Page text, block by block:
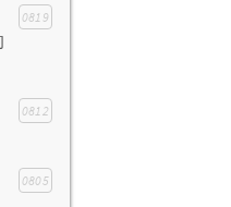
0819
0812
0805